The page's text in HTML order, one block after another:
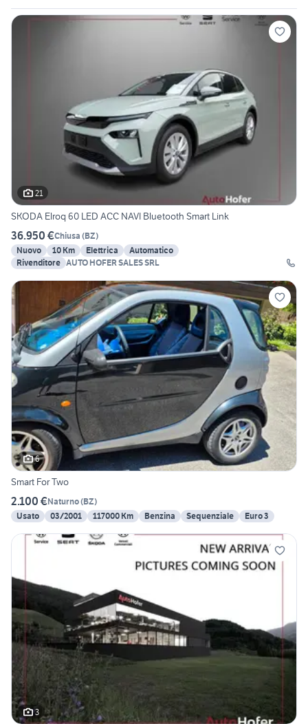
21
SKODA Elroq 60 LED ACC NAVI Bluetooth Smart Link
36.950 €Chiusa (BZ)
Nuovo
10 Km Elettrica
Automatico
Rivenditore AUTO HOFER SALES SRL
6
Smart For Two
2.100 €Naturno(BZ)
Usato
03/2001 117000 Km Benzina Sequenziale Euro 3
3